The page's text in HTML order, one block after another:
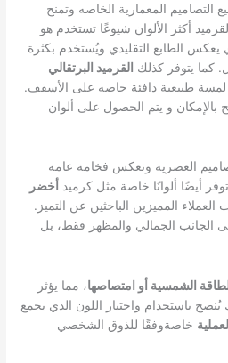
التصاميم المعمارية الخاصه وتمنح
أكثر الألوان شيوعًا تستخدم هو
يعكس الطابع التقليدي ويُستخدم بكثرة
كما يتوفر كذلك القرميد البرتقالي
طبيعية دافئة خاصه على الأسقف.
بالإمكان و يتم الحصول على ألوان
العصرية وتعكس فخامة عامه
أيضًا ألوانًا خاصة مثل كرميد
أخضر
العملاء المميزين الباحثين عن التميز.
الجانب الجمالي والمظهر فقط، بل
الشمسية أو امتصاصها، مما يؤثر
باستخدام واختيار اللون الذي يجمع
خاصةوفقًا للذوق الشخصي